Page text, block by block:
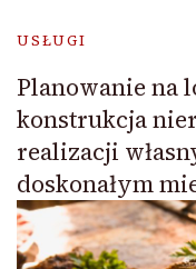
USŁUGI
Planowanie na
konstrukcja
realizacji
doskonałym